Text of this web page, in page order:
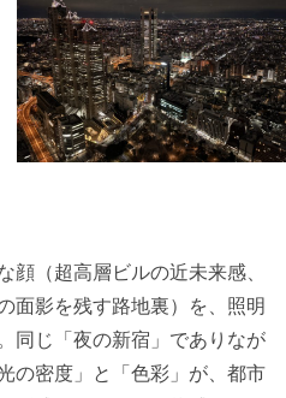
顔（超高層ビルの近未来感、
面影を残す路地裏）を、照明
同じ「夜の新宿」でありなが
の密度」と「色彩」が、都市